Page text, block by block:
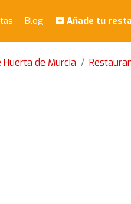
Blog Añade tu
de Murcia